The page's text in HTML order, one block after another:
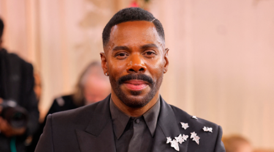
Leighton Meester en los Globos de OroıFoto: AP
Colman Domingo